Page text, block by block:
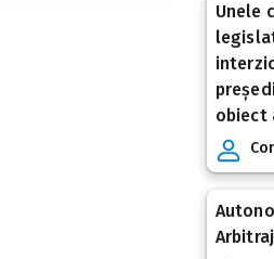
Unele
obiect